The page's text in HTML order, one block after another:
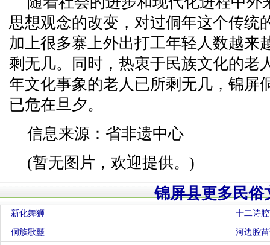
思想观念的改变，对过侗年这个传统
加上很多寨上外出打工年轻人数越来
剩无几。同时，热衷于民族文化的老
年文化事象的老人已所剩无几，锦屏
已危在旦夕。
信息来源：省非遗中心
(暂无图片，欢迎提供。)
锦屏县更多民俗
新化舞狮 十二诗
侗族歌鼟 河边腔